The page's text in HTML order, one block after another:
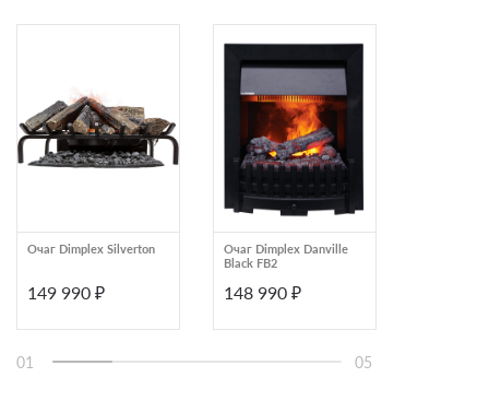
Очаг Dimplex Silverton
149 990 ₽
Очаг Dimplex Danville
Black FB2
148 990 ₽
01 05